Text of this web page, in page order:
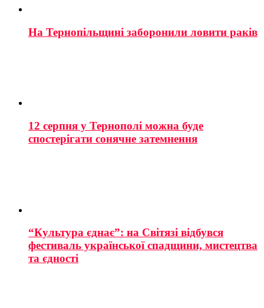
На Тернопільщині заборонили ловити раків
12 серпня у Тернополі можна буде
спостерігати сонячне затемнення
“Культура єднає”: на Світязі відбувся
фестиваль української спадщини, мистецтва
та єдності